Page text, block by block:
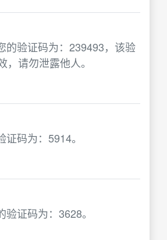
的验证码为：239493，该验
，请勿泄露他人。
证码为：5914。
验证码为：3628。